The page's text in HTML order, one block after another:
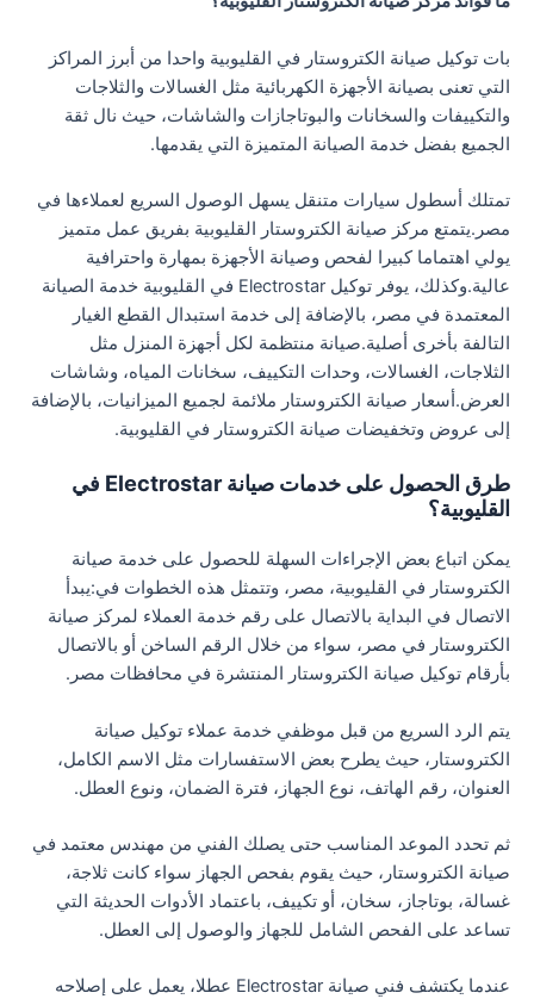
بات توكيل صيانة الكتروستار في القليوبية واحدا من أبرز المراكز
التي تعنى بصيانة الأجهزة الكهربائية مثل الغسالات والثلاجات
والتكييفات والسخانات والبوتاجازات والشاشات، حيث نال ثقة
الجميع بفضل خدمة الصيانة المتميزة التي يقدمها.
تمتلك أسطول سيارات متنقل يسهل الوصول السريع لعملاءها في
مصر.يتمتع مركز صيانة الكتروستار القليوبية بفريق عمل متميز
يولي اهتماما كبيرا لفحص وصيانة الأجهزة بمهارة واحترافية
عالية.وكذلك، يوفر توكيل Electrostar في القليوبية خدمة الصيانة
المعتمدة في مصر، بالإضافة إلى خدمة استبدال القطع الغيار
التالفة بأخرى أصلية.صيانة منتظمة لكل أجهزة المنزل مثل
الثلاجات، الغسالات، وحدات التكييف، سخانات المياه، وشاشات
العرض.أسعار صيانة الكتروستار ملائمة لجميع الميزانيات، بالإضافة
إلى عروض وتخفيضات صيانة الكتروستار في القليوبية.
طرق الحصول على خدمات صيانة Electrostar في
القليوبية؟
يمكن اتباع بعض الإجراءات السهلة للحصول على خدمة صيانة
الكتروستار في القليوبية، مصر، وتتمثل هذه الخطوات في:يبدأ
الاتصال في البداية بالاتصال على رقم خدمة العملاء لمركز صيانة
الكتروستار في مصر، سواء من خلال الرقم الساخن أو بالاتصال
بأرقام توكيل صيانة الكتروستار المنتشرة في محافظات مصر.
يتم الرد السريع من قبل موظفي خدمة عملاء توكيل صيانة
الكتروستار، حيث يطرح بعض الاستفسارات مثل الاسم الكامل،
العنوان، رقم الهاتف، نوع الجهاز، فترة الضمان، ونوع العطل.
ثم تحدد الموعد المناسب حتى يصلك الفني من مهندس معتمد في
صيانة الكتروستار، حيث يقوم بفحص الجهاز سواء كانت ثلاجة،
غسالة، بوتاجاز، سخان، أو تكييف، باعتماد الأدوات الحديثة التي
تساعد على الفحص الشامل للجهاز والوصول إلى العطل.
عندما يكتشف فني صيانة Electrostar عطلا، يعمل على إصلاحه